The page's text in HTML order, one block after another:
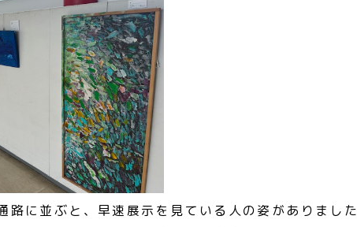
路に並ぶと、早速展示を見ている人の姿がありまし